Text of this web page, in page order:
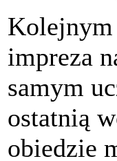
Kolejnym
impreza
samym
ostatnią
obiedzie